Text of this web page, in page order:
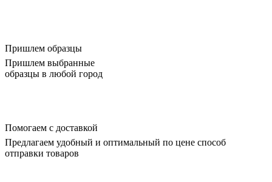
Пришлем образцы
Пришлем выбранные
образцы в любой город
Помогаем с доставкой
Предлагаем удобный и оптимальный по цене способ
отправки товаров